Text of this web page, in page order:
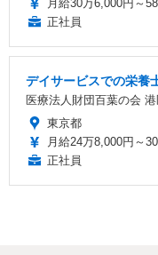
月給30万6,000円～
正社員
デイサービスでの栄養
医療法人財団百葉の会
東京都
月給24万8,000円～
正社員